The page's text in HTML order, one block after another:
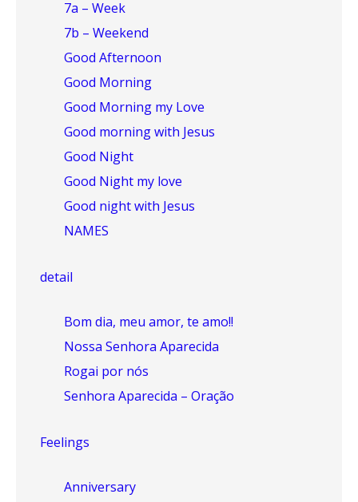
7a – Week
7b – Weekend
Good Afternoon
Good Morning
Good Morning my Love
Good morning with Jesus
Good Night
Good Night my love
Good night with Jesus
NAMES
detail
Bom dia, meu amor, te amo!!
Nossa Senhora Aparecida
Rogai por nós
Senhora Aparecida – Oração
Feelings
Anniversary